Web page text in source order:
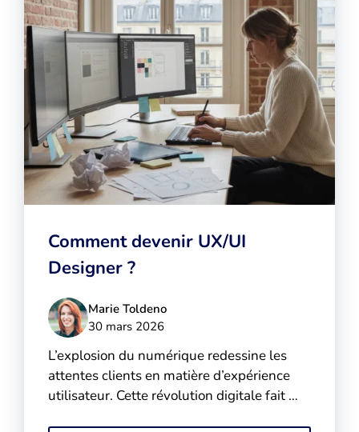
Comment devenir UX/UI
Designer ?
Marie Toldeno
30 mars 2026
L’explosion du numérique redessine les
attentes clients en matière d’expérience
utilisateur. Cette révolution digitale fait …